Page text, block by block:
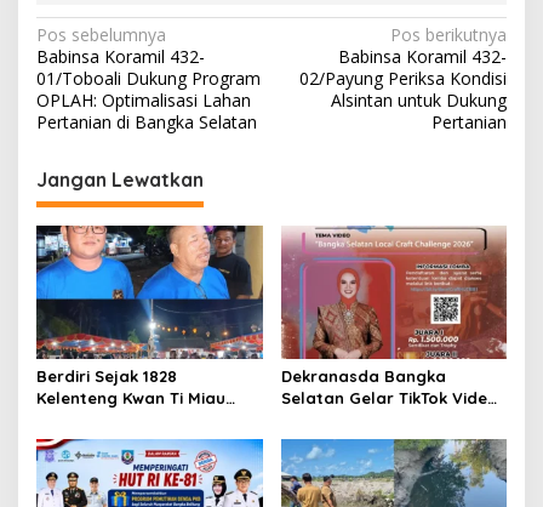
Navigasi
pos
Pos sebelumnya
Babinsa Koramil 432-
01/Toboali Dukung Program
OPLAH: Optimalisasi Lahan
Pertanian di Bangka Selatan
Pos berikutnya
Babinsa Koramil 432-
02/Payung Periksa Kondisi
Alsintan untuk Dukung
Pertanian
Jangan Lewatkan
Berdiri Sejak 1828
Kelenteng Kwan Ti Miau
Jadi, Acara Berlangsung
Meriah
Dekranasda Bangka
Selatan Gelar TikTok Video